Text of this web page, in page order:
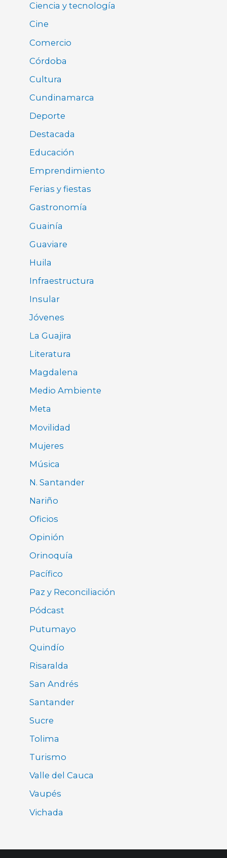
Ciencia y tecnología
Cine
Comercio
Córdoba
Cultura
Cundinamarca
Deporte
Destacada
Educación
Emprendimiento
Ferias y fiestas
Gastronomía
Guainía
Guaviare
Huila
Infraestructura
Insular
Jóvenes
La Guajira
Literatura
Magdalena
Medio Ambiente
Meta
Movilidad
Mujeres
Música
N. Santander
Nariño
Oficios
Opinión
Orinoquía
Pacífico
Paz y Reconciliación
Pódcast
Putumayo
Quindío
Risaralda
San Andrés
Santander
Sucre
Tolima
Turismo
Valle del Cauca
Vaupés
Vichada